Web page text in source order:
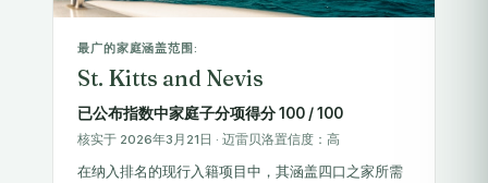
最广的家庭涵盖范围:
St. Kitts and Nevis
已公布指数中家庭子分项得分 100 / 100
核实于 2026年3月21日 · 迈雷贝洛置信度：高
在纳入排名的现行入籍项目中，其涵盖四口之家所需